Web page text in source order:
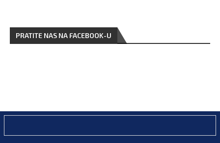
PRATITE NAS NA FACEBOOK-U